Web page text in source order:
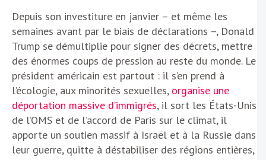
Depuis son investiture en janvier – et même les
semaines avant par le biais de déclarations –, Donald
Trump se démultiplie pour signer des décrets, mettre
des énormes coups de pression au reste du monde. Le
président américain est partout : il s’en prend à
l’écologie, aux minorités sexuelles, organise une
déportation massive d’immigrés, il sort les États-Unis
de l’OMS et de l’accord de Paris sur le climat, il
apporte un soutien massif à Israël et à la Russie dans
leur guerre, quitte à déstabiliser des régions entières,